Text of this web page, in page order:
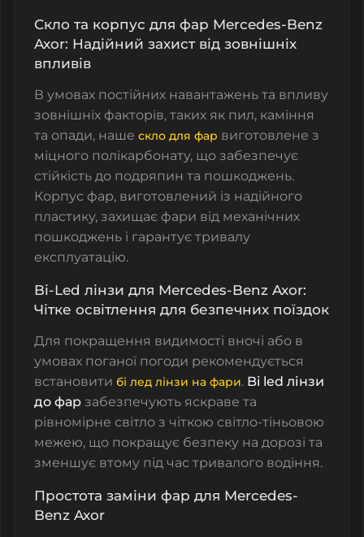
Скло та корпус для фар Mercedes-Benz
Axor: Надійний захист від зовнішніх
впливів
В умовах постійних навантажень та впливу
зовнішніх факторів, таких як пил, каміння
та опади, наше скло для фар виготовлене з
міцного полікарбонату, що забезпечує
стійкість до подряпин та пошкоджень.
Корпус фар, виготовлений із надійного
пластику, захищає фари від механічних
пошкоджень і гарантує тривалу
експлуатацію.
Bi-Led лінзи для Mercedes-Benz Axor:
Чітке освітлення для безпечних поїздок
Для покращення видимості вночі або в
умовах поганої погоди рекомендується
встановити бі лед лінзи на фари. Bi led лінзи
до фар забезпечують яскраве та
рівномірне світло з чіткою світло-тіньовою
межею, що покращує безпеку на дорозі та
зменшує втому під час тривалого водіння.
Простота заміни фар для Mercedes-
Benz Axor